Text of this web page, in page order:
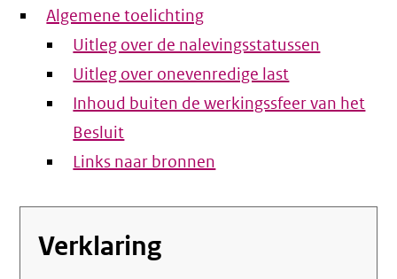
Algemene toelichting
Uitleg over de nalevingsstatussen
Uitleg over onevenredige last
Inhoud buiten de werkingssfeer van het
Besluit
Links naar bronnen
Verklaring